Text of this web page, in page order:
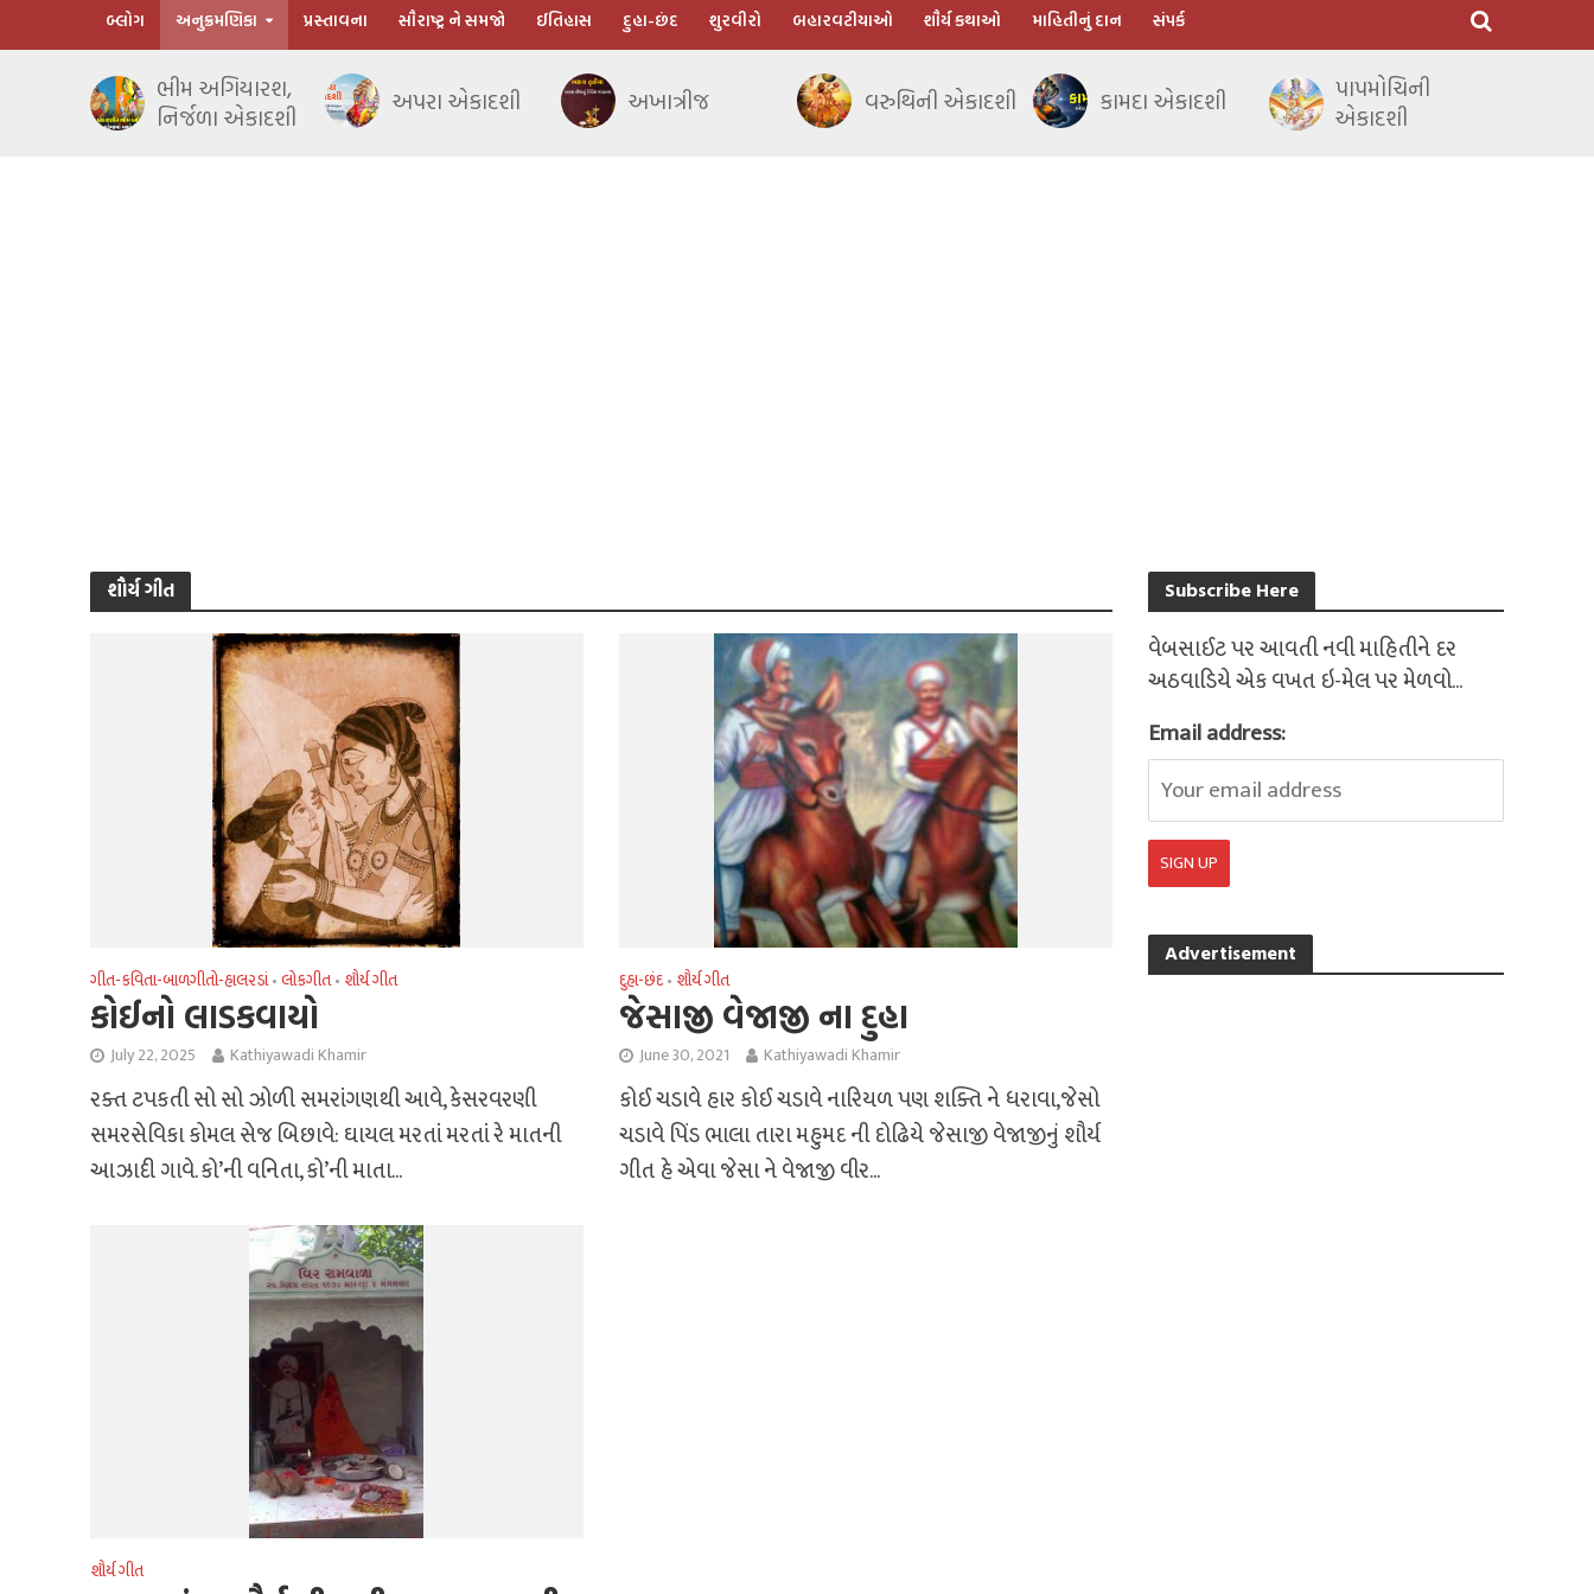
બ્લોગ અનુક્રમણિકા પ્રસ્તાવના સૌરાષ્ટ્ર ને સમજો ઈતિહાસ દુહા-છંદ શુરવીરો બહારવટીયાઓ શૌર્ય કથાઓ માહિતીનું દાન સંપર્ક
ભીમ અગિયારશ,
નિર્જળા એકાદશી
અપરા એકાદશી અખાત્રીજ વરુથિની એકાદશી કામદા એકાદશી
પાપમોચિની
એકાદશી
શૌર્ય ગીત
ગીત-કવિતા-બાળગીતો-હાલરડાં •લોકગીત • શૌર્ય ગીત
કોઈનો લાડકવાયો
July 22, 2025 Kathiyawadi Khamir
રક્ત ટપકતી સો સો ઝોળી સમરાંગણથી આવે, કેસરવરણી
સમરસેવિકા કોમલ સેજ બિછાવે: ઘાયલ મરતાં મરતાં રે માતની
આઝાદી ગાવે. કો’ની વનિતા, કો’ની માતા...
દુહા-છંદ• શૌર્ય ગીત
જેસાજી વેજાજી ના દુહા
June 30, 2021 Kathiyawadi Khamir
કોઈ ચડાવે હાર કોઈ ચડાવે નારિયળ પણ શક્તિ ને ધરાવા,જેસો
ચડાવે પિંડ ભાલા તારા મહુમદ ની દોઢિયે જેસાજી વેજાજીનું શૌર્ય
ગીત હે એવા જેસા ને વેજાજી વીર...
શૌર્ય ગીત
Subscribe Here
વેબસાઈટ પર આવતી નવી માહિતીને દર
અઠવાડિયે એક વખત ઇ-મેલ પર મેળવો...
Email address:
Advertisement